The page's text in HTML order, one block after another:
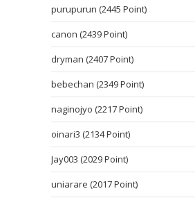
purupurun (2445 Point)
canon (2439 Point)
dryman (2407 Point)
bebechan (2349 Point)
naginojyo (2217 Point)
oinari3 (2134 Point)
Jay003 (2029 Point)
uniarare (2017 Point)